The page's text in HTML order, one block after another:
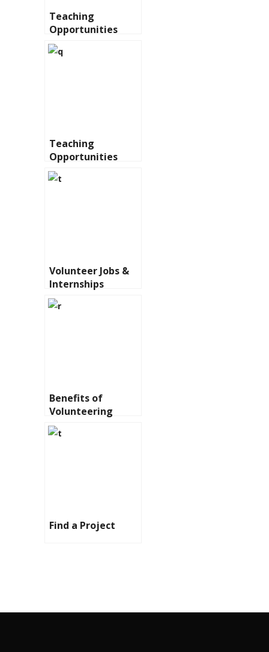
Teaching
Opportunities
Teaching
Opportunities
Volunteer Jobs &
Internships
Benefits of
Volunteering
Find a Project